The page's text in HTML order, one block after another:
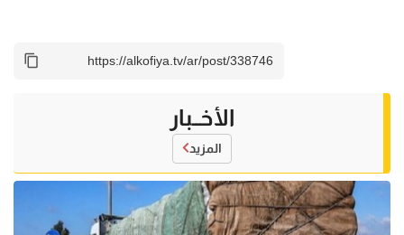
الأخــبار
المزيد